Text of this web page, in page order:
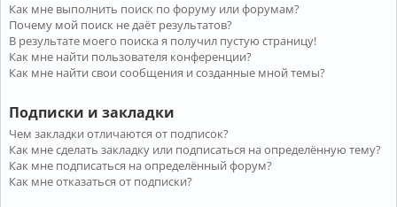
Как мне выполнить поиск по форуму или форумам?
Почему мой поиск не даёт результатов?
В результате моего поиска я получил пустую страницу!
Как мне найти пользователя конференции?
Как мне найти свои сообщения и созданные мной темы?
Подписки и закладки
Чем закладки отличаются от подписок?
Как мне сделать закладку или подписаться на определённую тему?
Как мне подписаться на определённый форум?
Как мне отказаться от подписки?